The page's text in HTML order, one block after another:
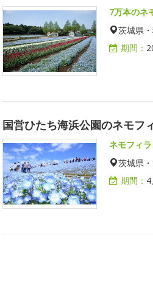
7万本のネ
茨城県
期間：
国営ひたち海浜公園のネモフ
ネモフィ
茨城県
期間：